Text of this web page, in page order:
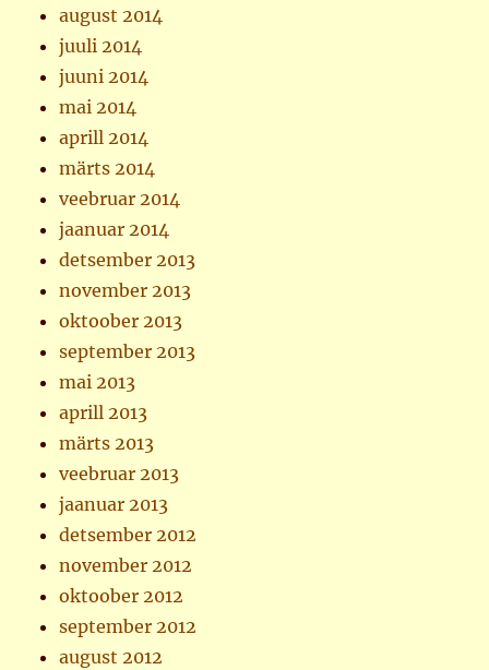
august 2014
juuli 2014
juuni 2014
mai 2014
aprill 2014
märts 2014
veebruar 2014
jaanuar 2014
detsember 2013
november 2013
oktoober 2013
september 2013
mai 2013
aprill 2013
märts 2013
veebruar 2013
jaanuar 2013
detsember 2012
november 2012
oktoober 2012
september 2012
august 2012